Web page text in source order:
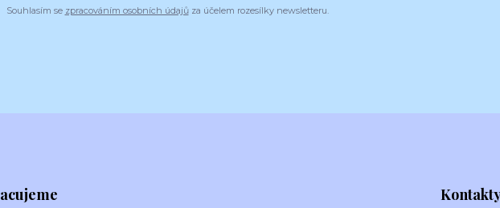
Souhlasím se zpracováním osobních údajůza účelem rozesílky newsletteru.